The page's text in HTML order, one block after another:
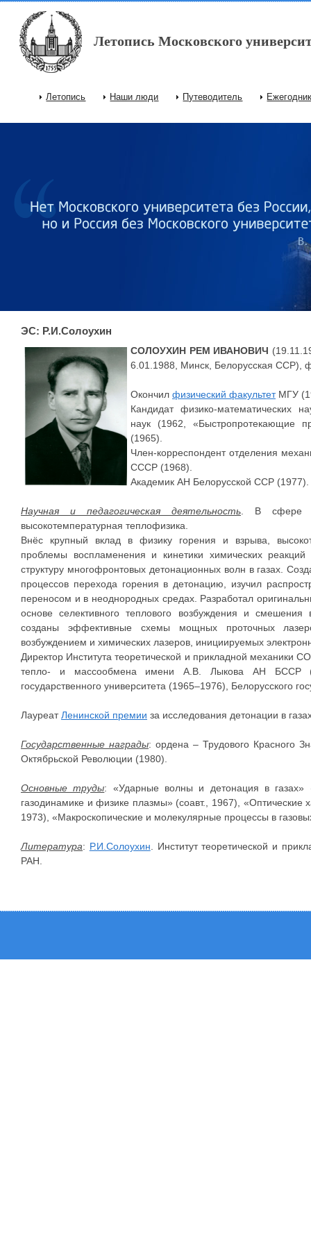
Перейти к основному содержанию
Летопись Московского
Главное меню
Летопись Наши люди Путеводитель
ЭС: Р.И.Солоухин
СОЛОУХИН РЕМ ИВАНОВИЧ
6.01.1988, Минск, Белорусская ССР),
Окончил физический факультетМГУ
Кандидат физико-математических
наук (1962, «Быстропротекающие
(1965).
Член-корреспондент отделения
СССР (1968).
Академик АН Белорусской ССР (1977).
Научная и педагогическая деятельность . В сфере
высокотемпературная теплофизика.
Внёс крупный вклад в физику горения и взрыва,
проблемы воспламенения и кинетики химических
структуру многофронтовых детонационных волн в газах.
процессов перехода горения в детонацию, изучил
переносом и в неоднородных средах. Разработал
основе селективного теплового возбуждения и
созданы эффективные схемы мощных проточных
возбуждением и химических лазеров, инициируемых
Директор Института теоретической и прикладной механики
тепло- и массообмена имени А.В. Лыкова АН БССР
государственного университета (1965–1976), Белорусского
ЛауреатЛенинской премии за исследования детонации в
Государственные награды: ордена – Трудового Красного
Октябрьской Революции (1980).
Основные труды: «Ударные волны и детонация в газах»
газодинамике и физике плазмы» (соавт., 1967), «Оптические
1973), «Макроскопические и молекулярные процессы в
Литература: Р.И.Солоухин . Институт теоретической и
РАН.